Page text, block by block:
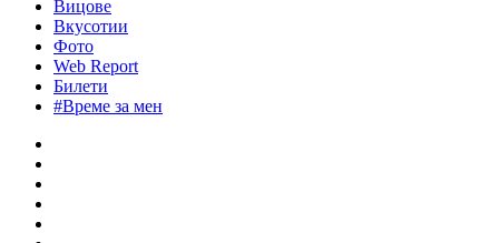
Вицове
Вкусотии
Фото
Web Report
Билети
#Време за мен